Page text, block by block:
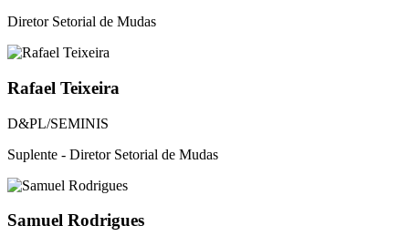
Diretor Setorial de Mudas
Rafael Teixeira
D&PL/SEMINIS
Suplente - Diretor Setorial de Mudas
Samuel Rodrigues